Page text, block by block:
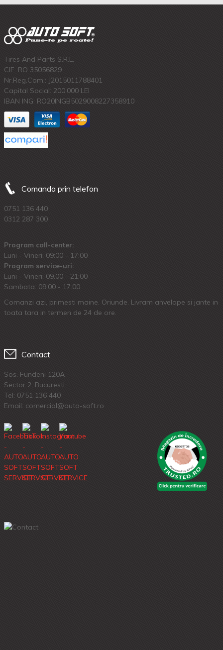
Tires And Parts S.R.L.
CIF: RO 35056829
Nr.Reg.Com.: J2015011788401
Capital Social: 200.000 LEI
IBAN ING: RO20INGB5029008227358910
Comanda prin telefon
0751 136 440
0312 287 300
Program call-center:
Luni - Vineri: 09:00 - 17:00
Program service-uri:
Luni - Vineri: 09.00 - 21:00
Sambata: 09:00 - 17:00
Comanzi azi, primesti maine. Oriunde. Livram anvelope si jante in
toata tara in termen de 24 de ore.
Contact
Sos. Fundeni 120A
Sector 2, Bucuresti
Tel: 0751 136 440
Email: comercial@auto-soft.ro